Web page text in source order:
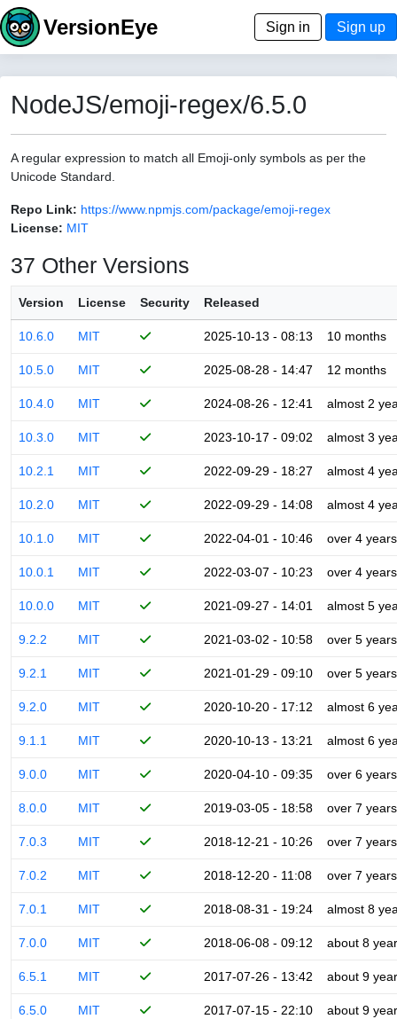
VersionEye Sign in Sign up
NodeJS/emoji-regex/6.5.0
A regular expression to match all Emoji-only symbols as per the
Unicode Standard.
Repo Link: https://www.npmjs.com/package/emoji-regex
License: MIT
37 Other Versions
Version License Security Released
10.6.0 MIT 2025-10-13 - 08:13 10 months
10.5.0 MIT 2025-08-28 - 14:47 12 months
10.4.0 MIT 2024-08-26 - 12:41 almost 2
10.3.0 MIT 2023-10-17 - 09:02 almost 3
10.2.1 MIT 2022-09-29 - 18:27 almost 4
10.2.0 MIT 2022-09-29 - 14:08 almost 4
10.1.0 MIT 2022-04-01 - 10:46 over 4 years
10.0.1 MIT 2022-03-07 - 10:23 over 4 years
10.0.0 MIT 2021-09-27 - 14:01 almost 5
9.2.2 MIT 2021-03-02 - 10:58 over 5 years
9.2.1 MIT 2021-01-29 - 09:10 over 5 years
9.2.0 MIT 2020-10-20 - 17:12 almost 6
9.1.1 MIT 2020-10-13 - 13:21 almost 6
9.0.0 MIT 2020-04-10 - 09:35 over 6 years
8.0.0 MIT 2019-03-05 - 18:58 over 7 years
7.0.3 MIT 2018-12-21 - 10:26 over 7 years
7.0.2 MIT 2018-12-20 - 11:08 over 7 years
7.0.1 MIT 2018-08-31 - 19:24 almost 8
7.0.0 MIT 2018-06-08 - 09:12 about 8
6.5.1 MIT 2017-07-26 - 13:42 about 9
6.5.0 MIT 2017-07-15 - 22:10 about 9